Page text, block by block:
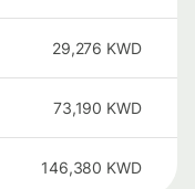
29,276 KWD
73,190 KWD
146,380 KWD